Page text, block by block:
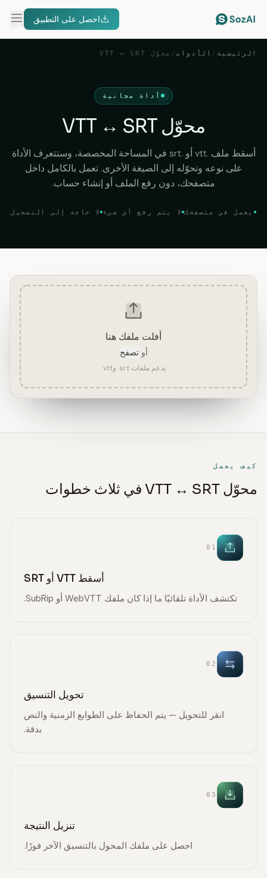
احصل على التطبيق
الرئيسية / الأدوات/ محوّل VTT ↔ SRT
أداة مجانية
محوّل VTT ↔ SRT
أسقط ملف .vtt أو .srt في المساحة المخصصة، وستتعرف الأداة
على نوعه وتحوّله إلى الصيغة الأخرى. تعمل بالكامل داخل
متصفحك، دون رفع الملف أو إنشاء حساب.
يعمل في متصفحك لا يتم رفع أي شيء لا حاجة إلى التسجيل
أفلت ملفك هنا
أوتصفح
يدعم ملفات ‎.srt‎ و‎.vtt‎
كيف يعمل
محوّل VTT ↔ SRT في ثلاث خطوات
01
أسقط VTT أو SRT
تكتشف الأداة تلقائيًا ما إذا كان ملفك WebVTT أو SubRip.
02
تحويل التنسيق
انقر للتحويل — يتم الحفاظ على الطوابع الزمنية والنص
بدقة.
03
تنزيل النتيجة
احصل على ملفك المحول بالتنسيق الآخر فورًا.